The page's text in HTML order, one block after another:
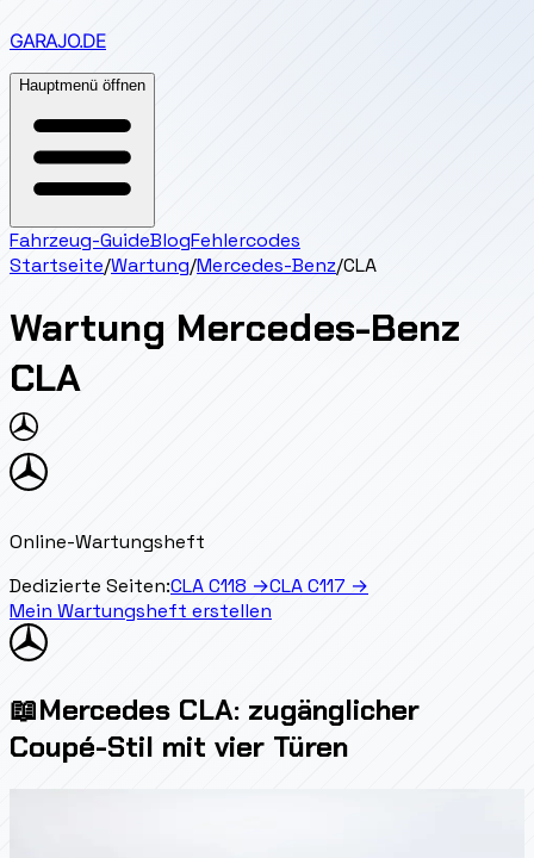
GARAJO.DE
Hauptmenü öffnen
Fahrzeug-GuideBlogFehlercodes
Startseite/Wartung/Mercedes-Benz/CLA
Wartung Mercedes-Benz
CLA
Online-Wartungsheft
Dedizierte Seiten:CLA C118 →CLA C117 →
Mein Wartungsheft erstellen
📖Mercedes CLA: zugänglicher
Coupé-Stil mit vier Türen